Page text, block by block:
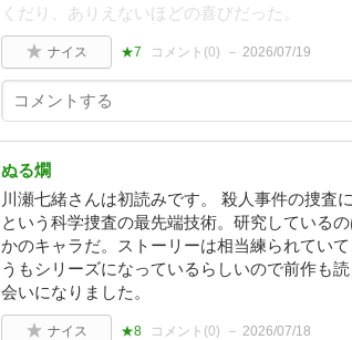
くだり、ありえないほどの喜びだった。
ナイス ★7 コメント(0) 2026/07/19
ぬる燗
川瀬七緒さんは初読みです。 殺人事件の捜査
という科学捜査の最先端技術。研究している
かのキャラだ。ストーリーは相当練られてい
うもシリーズになっているらしいので前作も
会いになりました。
ナイス ★8 コメント(0) 2026/07/18